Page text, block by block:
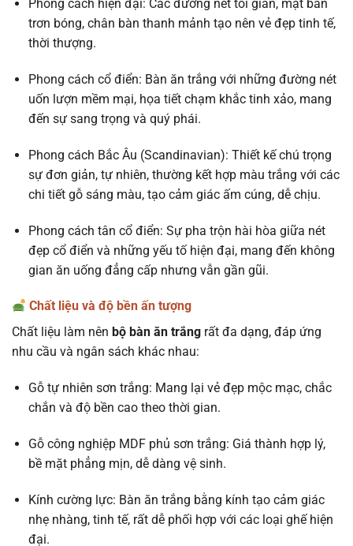
Phong cách hiện đại: Các đường nét tối giản, mặt bàn
trơn bóng, chân bàn thanh mảnh tạo nên vẻ đẹp tinh tế,
thời thượng.
Phong cách cổ điển: Bàn ăn trắng với những đường nét
uốn lượn mềm mại, họa tiết chạm khắc tinh xảo, mang
đến sự sang trọng và quý phái.
Phong cách Bắc Âu (Scandinavian): Thiết kế chú trọng
sự đơn giản, tự nhiên, thường kết hợp màu trắng với các
chi tiết gỗ sáng màu, tạo cảm giác ấm cúng, dễ chịu.
Phong cách tân cổ điển: Sự pha trộn hài hòa giữa nét
đẹp cổ điển và những yếu tố hiện đại, mang đến không
gian ăn uống đẳng cấp nhưng vẫn gần gũi.
Chất liệu và độ bền ấn tượng
Chất liệu làm nên bộ bàn ăn trắng rất đa dạng, đáp ứng
nhu cầu và ngân sách khác nhau:
Gỗ tự nhiên sơn trắng: Mang lại vẻ đẹp mộc mạc, chắc
chắn và độ bền cao theo thời gian.
Gỗ công nghiệp MDF phủ sơn trắng: Giá thành hợp lý,
bề mặt phẳng mịn, dễ dàng vệ sinh.
Kính cường lực: Bàn ăn trắng bằng kính tạo cảm giác
nhẹ nhàng, tinh tế, rất dễ phối hợp với các loại ghế hiện
đại.